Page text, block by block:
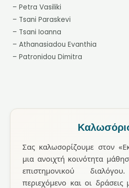
Σας καλωσορίζουμε στον
μια ανοιχτή κοινότητα
επιστημονικού
περιεχόμενο και οι
– Petra Vasiliki
– Tsani Paraskevi
– Tsani Ioanna
– Athanasiadou Evanthia
– Patronidou Dimitra